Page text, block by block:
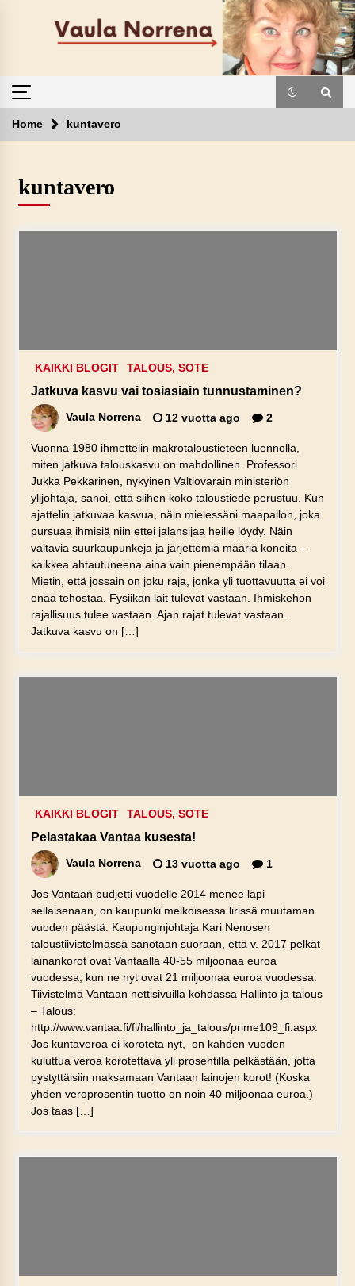
Home kuntavero
kuntavero
KAIKKI BLOGIT TALOUS, SOTE
Jatkuva kasvu vai tosiasiain tunnustaminen?
Vaula Norrena 12 vuotta ago 2
Vuonna 1980 ihmettelin makrotaloustieteen luennolla,
miten jatkuva talouskasvu on mahdollinen. Professori
Jukka Pekkarinen, nykyinen Valtiovarain ministeriön
ylijohtaja, sanoi, että siihen koko taloustiede perustuu. Kun
ajattelin jatkuvaa kasvua, näin mielessäni maapallon, joka
pursuaa ihmisiä niin ettei jalansijaa heille löydy. Näin
valtavia suurkaupunkeja ja järjettömiä määriä koneita –
kaikkea ahtautuneena aina vain pienempään tilaan.
Mietin, että jossain on joku raja, jonka yli tuottavuutta ei voi
enää tehostaa. Fysiikan lait tulevat vastaan. Ihmiskehon
rajallisuus tulee vastaan. Ajan rajat tulevat vastaan.
Jatkuva kasvu on […]
KAIKKI BLOGIT TALOUS, SOTE
Pelastakaa Vantaa kusesta!
Vaula Norrena 13 vuotta ago 1
Jos Vantaan budjetti vuodelle 2014 menee läpi
sellaisenaan, on kaupunki melkoisessa lirissä muutaman
vuoden päästä. Kaupunginjohtaja Kari Nenosen
taloustiivistelmässä sanotaan suoraan, että v. 2017 pelkät
lainankorot ovat Vantaalla 40-55 miljoonaa euroa
vuodessa, kun ne nyt ovat 21 miljoonaa euroa vuodessa.
Tiivistelmä Vantaan nettisivuilla kohdassa Hallinto ja talous
– Talous:
http://www.vantaa.fi/fi/hallinto_ja_talous/prime109_fi.aspx
Jos kuntaveroa ei koroteta nyt, on kahden vuoden
kuluttua veroa korotettava yli prosentilla pelkästään, jotta
pystyttäisiin maksamaan Vantaan lainojen korot! (Koska
yhden veroprosentin tuotto on noin 40 miljoonaa euroa.)
Jos taas […]